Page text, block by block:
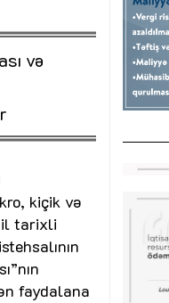
və
kiçik və
il tarixli
faydalana